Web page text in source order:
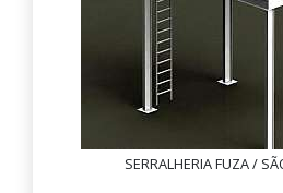
SERRALHERIA FUZA /